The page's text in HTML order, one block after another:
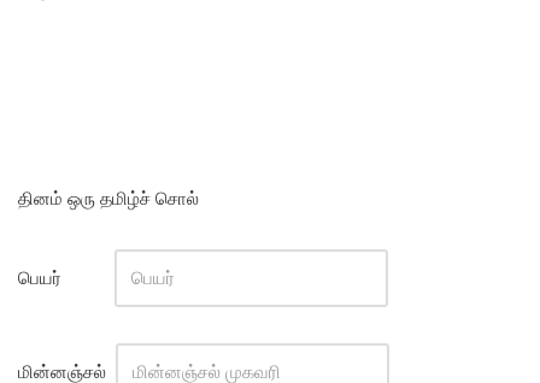
தினம் ஒரு தமிழ்ச் சொல்
பெயர்
மின்னஞ்சல்